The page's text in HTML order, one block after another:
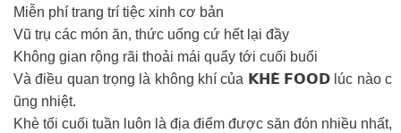
Miễn phí trang trí tiệc xinh cơ bản
Vũ trụ các món ăn, thức uống cứ hết lại đầy
Không gian rộng rãi thoải mái quẩy tới cuối buổi
Và điều quan trọng là không khí của 𝗞𝗛𝗘̀ 𝗙𝗢𝗢𝗗 lúc nào c
ũng nhiệt.
Khè tối cuối tuần luôn là địa điểm được săn đón nhiều nhất,